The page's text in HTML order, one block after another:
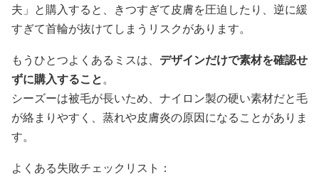
夫」と購入すると、きつすぎて皮膚を圧迫したり、逆に緩
すぎて首輪が抜けてしまうリスクがあります。
もうひとつよくあるミスは、 デザインだけで素材を確認せ
ずに購入すること。
シーズーは被毛が長いため、ナイロン製の硬い素材だと毛
が絡まりやすく、蒸れや皮膚炎の原因になることがありま
す。
よくある失敗チェックリスト：